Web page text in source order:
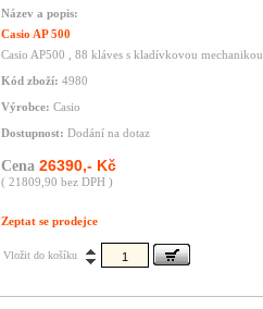
Název a popis:
Casio AP 500
Casio AP500 , 88 kláves s kladívkovou mechanikou.
Kód zboží: 4980
Výrobce: Casio
Dostupnost: Dodání na dotaz
Cena 26390,- Kč
( 21809,90 bez DPH )
Zeptat se prodejce
Vložit do košíku